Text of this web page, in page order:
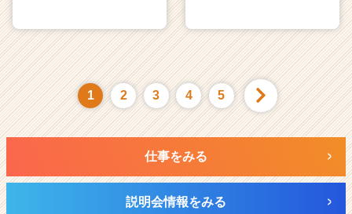
1 2 3 4 5
仕事をみる
説明会情報をみる